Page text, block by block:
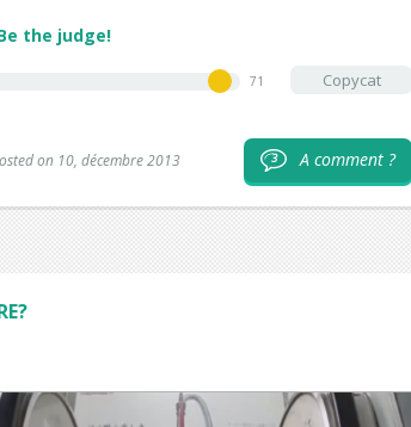
the judge!
71 Copycat
on 10, décembre 2013 3 A comment ?